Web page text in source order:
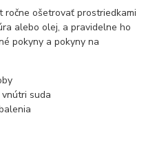
ošetrovať prostriedkami
alebo olej, a pravidelne ho
pokyny a pokyny na
suda